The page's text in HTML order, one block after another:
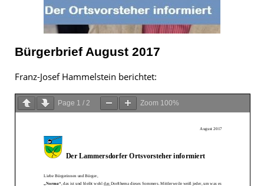
Bürgerbrief August 2017
Franz-Josef Hammelstein berichtet:
Page 1 / 2 Zoom 100%